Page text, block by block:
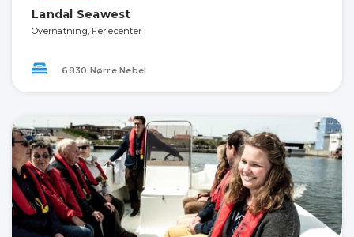
Landal Seawest
Overnatning, Feriecenter
6830 Nørre Nebel